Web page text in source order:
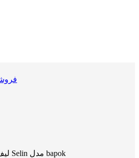
لیف فانتزی حمام برند Selin مدل bapok